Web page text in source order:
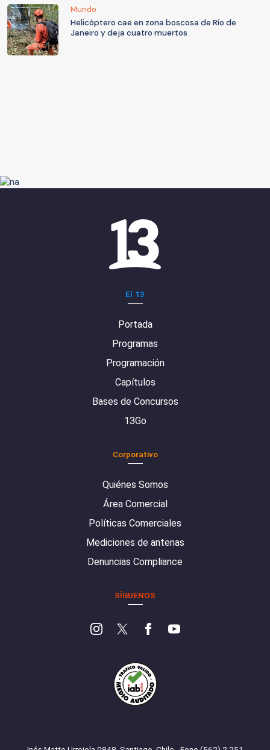
Mundo
Helicóptero cae en zona boscosa de Río de
Janeiro y deja cuatro muertos
El 13
Portada
Programas
Programación
Capítulos
Bases de Concursos
13Go
Corporativo
Quiénes Somos
Área Comercial
Políticas Comerciales
Mediciones de antenas
Denuncias Compliance
SÍGUENOS